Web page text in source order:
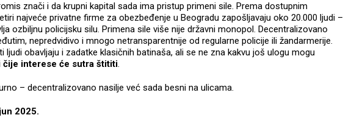
znači i da krupni kapital sada ima pristup primeni sile. Prema dostupnim
najveće privatne firme za obezbeđenje u Beogradu zapošljavaju oko 20.000 ljudi –
ozbiljnu policijsku silu. Primena sile više nije državni monopol. Decentralizovano
nepredvidivo i mnogo netransparentnije od regularne policije ili žandarmerije.
ljudi obavljaju i zadatke klasičnih batinaša, ali se ne zna kakvu još ulogu mogu
čije interese će sutra štititi.
– decentralizovano nasilje već sada besni na ulicama.
2025.